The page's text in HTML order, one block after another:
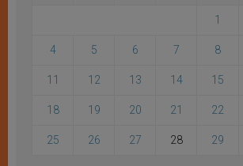
1
4 5 6 7 8
11 12 13 14 15
18 19 20 21 22
25 26 27 28 29